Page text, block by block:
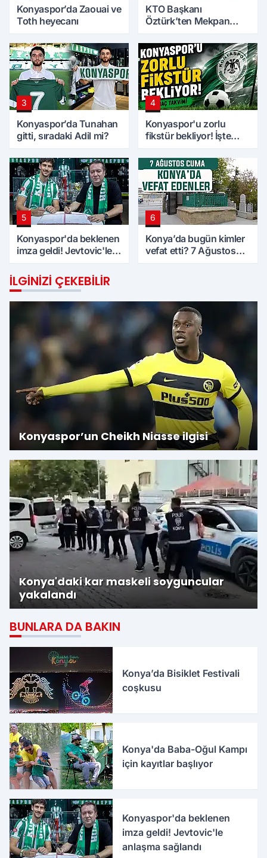
Konyaspor’da Zaouai ve
Toth heyecanı
KTO Başkanı
Öztürk’ten Mekpan
3
Konyaspor’da Tunahan
gitti, sıradaki Adil mi?
4
Konyaspor'u zorlu
fikstür bekliyor! İşte
5
Konyaspor'da beklenen
imza geldi! Jevtovic'le
6
Konya’da bugün kimler
vefat etti? 7 Ağustos
İLGINIZI ÇEKEBILIR
Konyaspor’un Cheikh Niasse ilgisi
Konya'daki kar maskeli soyguncular
yakalandı
BUNLARA DA BAKIN
Konya’da Bisiklet Festivali
coşkusu
Konya'da Baba-Oğul Kampı
için kayıtlar başlıyor
Konyaspor'da beklenen
imza geldi! Jevtovic'le
anlaşma sağlandı